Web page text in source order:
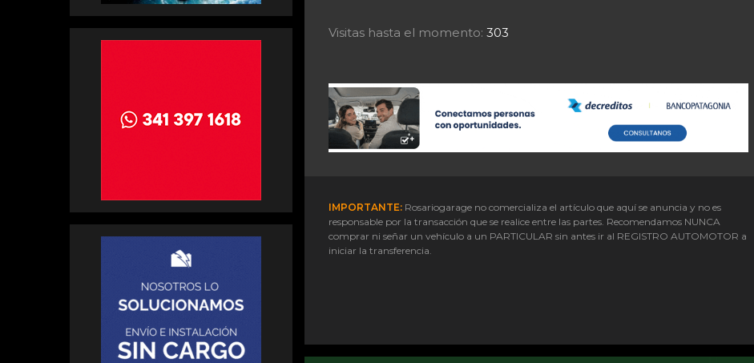
Visitas hasta el momento: 303
IMPORTANTE:Rosariogarage no comercializa el artículo que aquí se anuncia y no es
responsable por la transacción que se realice entre las partes. Recomendamos NUNCA
comprar ni señar un vehículo a un PARTICULAR sin antes ir al REGISTRO AUTOMOTOR a
iniciar la transferencia.